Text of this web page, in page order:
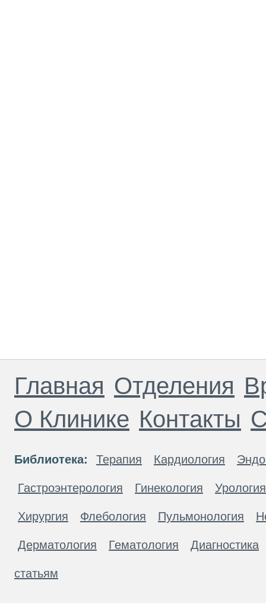
Главная Отделения
О Клинике Контакты
Библиотека: Терапия Кардиология
Гастроэнтерология Гинекология Урология
Хирургия Флебология Пульмонология
Дерматология Гематология Диагностика
статьям